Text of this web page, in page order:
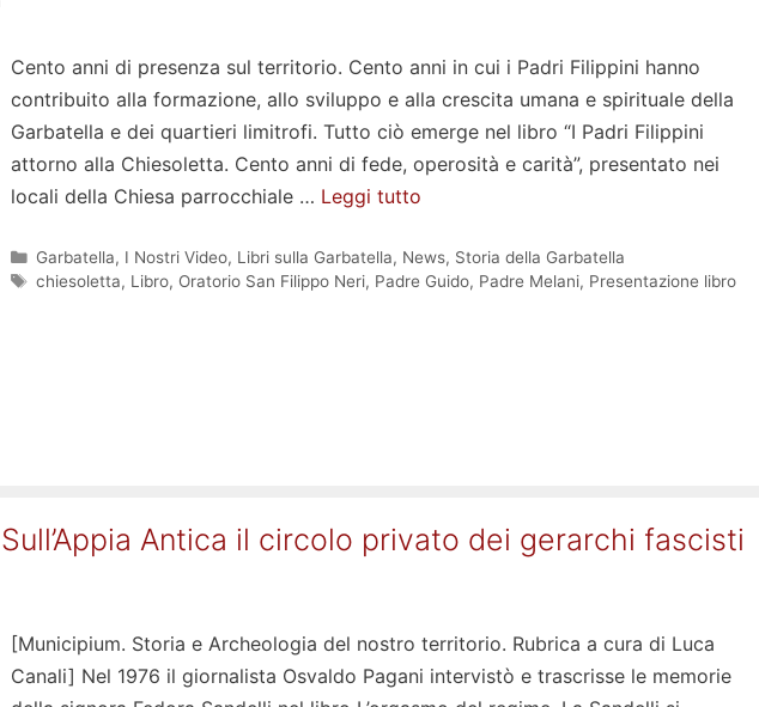
Cento anni di presenza sul territorio. Cento anni in cui i Padri Filippini hanno
contribuito alla formazione, allo sviluppo e alla crescita umana e spirituale della
Garbatella e dei quartieri limitrofi. Tutto ciò emerge nel libro “I Padri Filippini
attorno alla Chiesoletta. Cento anni di fede, operosità e carità”, presentato nei
locali della Chiesa parrocchiale … Leggi tutto
Categorie
Garbatella, I Nostri Video, Libri sulla Garbatella, News, Storia della Garbatella
Tag
chiesoletta, Libro, Oratorio San Filippo Neri, Padre Guido, Padre Melani, Presentazione libro
Antica il circolo privato dei gerarchi fascisti
[Municipium. Storia e Archeologia del nostro territorio. Rubrica a cura di Luca
Canali] Nel 1976 il giornalista Osvaldo Pagani intervistò e trascrisse le memorie